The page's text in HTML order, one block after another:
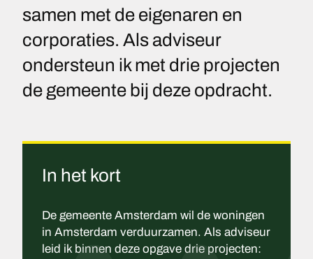
samen met de eigenaren en
corporaties. Als adviseur
ondersteun ik met drie projecten
de gemeente bij deze opdracht.
In het kort
De gemeente Amsterdam wil de woningen
in Amsterdam verduurzamen. Als adviseur
leid ik binnen deze opgave drie projecten: